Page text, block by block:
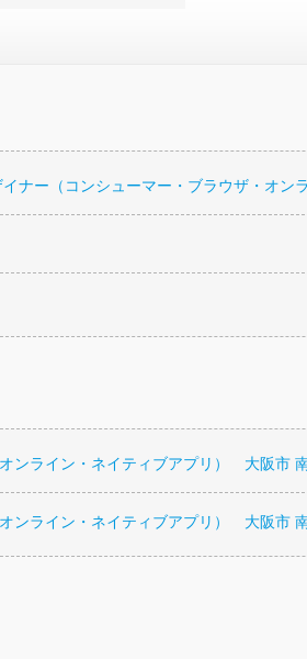
ナー（コンシューマー・ブラウザ・オン
ンライン・ネイティブアプリ） 大阪市
ンライン・ネイティブアプリ） 大阪市